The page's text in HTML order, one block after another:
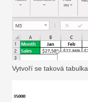
Vytvoří se taková tabulka.